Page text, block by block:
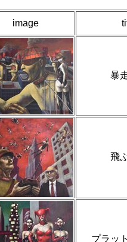
image
暴
飛
プラッ